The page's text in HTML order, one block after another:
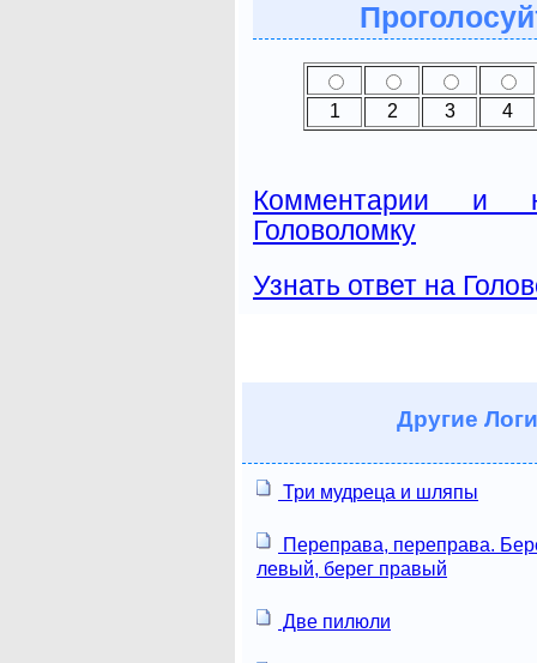
1 2 3 4
Комментарии и
Головоломку
Узнать ответ на
Другие
Три мудреца и шляпы
Переправа, переправа.
левый, берег правый
Две пилюли